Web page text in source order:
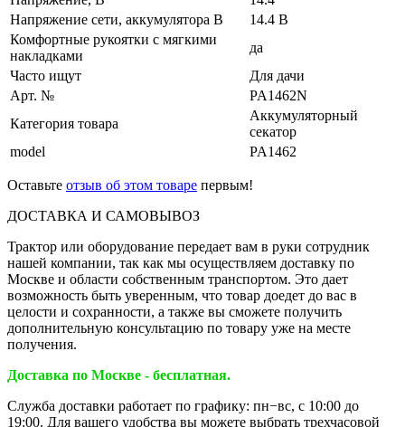
Напряжение сети, аккумулятора В
14.4 В
Комфортные рукоятки с мягкими
накладками
да
Часто ищут
Для дачи
Арт. №
PA1462N
Категория товара
Аккумуляторный
секатор
model
PA1462
Оставьте отзыв об этом товаре первым!
ДОСТАВКА И САМОВЫВОЗ
Трактор или оборудование передает вам в руки сотрудник
нашей компании, так как мы осуществляем доставку по
Москве и области собственным транспортом. Это дает
возможность быть уверенным, что товар доедет до вас в
целости и сохранности, а также вы сможете получить
дополнительную консультацию по товару уже на месте
получения.
Доставка по Москве - бесплатная.
Служба доставки работает по графику: пн−вс, с 10:00 до
19:00. Для вашего удобства вы можете выбрать трехчасовой